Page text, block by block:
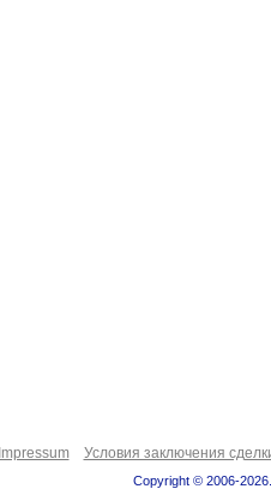
Impressum Условия заключения
Copyright © 2006-